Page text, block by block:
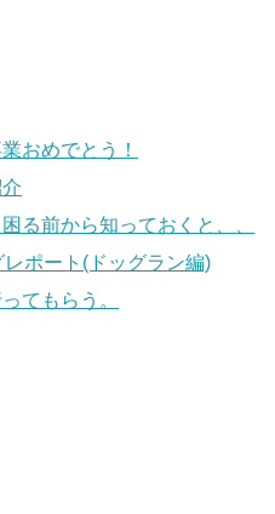
おめでとう！
る前から知っておくと、、
ポート(ドッグラン編)
てもらう。